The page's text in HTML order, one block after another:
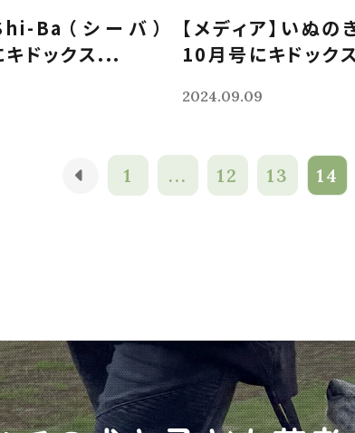
Ba（シーバ）
ドックス...
【メディア】いぬ
10月号にキドック
2024.09.09
1 ... 12 13 14